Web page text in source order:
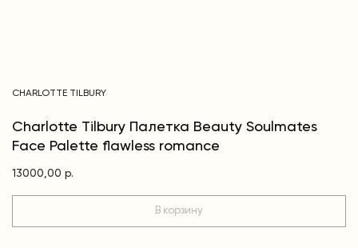
Charlotte Tilbury Палетка Beauty Soulmates
Face Palette flawless romance
CHARLOTTE TILBURY
13000,00 р.
В корзину